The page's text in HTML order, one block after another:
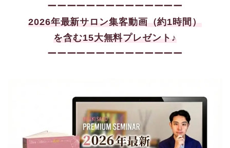
ーーーーーーーーーーーーーー
2026年最新サロン集客動画（約1時間）
を含む15大無料プレゼント♪
ーーーーーーーーーーーーーー